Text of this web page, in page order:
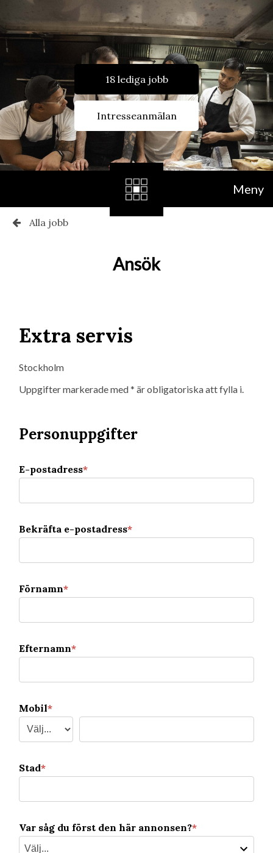
18 lediga jobb
Intresseanmälan
Meny
Alla jobb
Ansök